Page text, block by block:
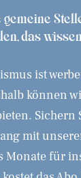
das
ist
können
Sichern
mit
Monate für